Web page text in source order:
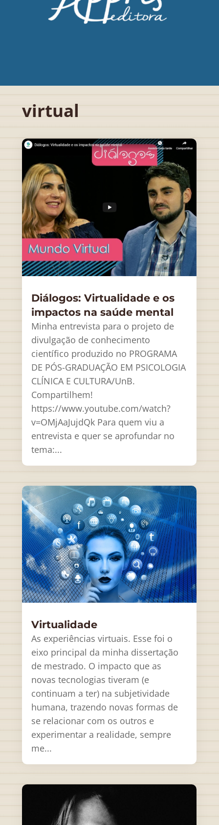
virtual
Diálogos: Virtualidade e os
impactos na saúde mental
Minha entrevista para o projeto de
divulgação de conhecimento
científico produzido no PROGRAMA
DE PÓS-GRADUAÇÃO EM PSICOLOGIA
CLÍNICA E CULTURA/UnB.
Compartilhem!
https://www.youtube.com/watch?
v=OMjAaJujdQk Para quem viu a
entrevista e quer se aprofundar no
tema:...
Virtualidade
As experiências virtuais. Esse foi o
eixo principal da minha dissertação
de mestrado. O impacto que as
novas tecnologias tiveram (e
continuam a ter) na subjetividade
humana, trazendo novas formas de
se relacionar com os outros e
experimentar a realidade, sempre
me...